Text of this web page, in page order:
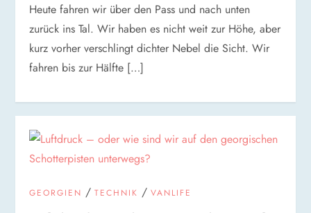
Heute fahren wir über den Pass und nach unten
zurück ins Tal. Wir haben es nicht weit zur Höhe, aber
kurz vorher verschlingt dichter Nebel die Sicht. Wir
fahren bis zur Hälfte […]
GEORGIEN /TECHNIK /VANLIFE